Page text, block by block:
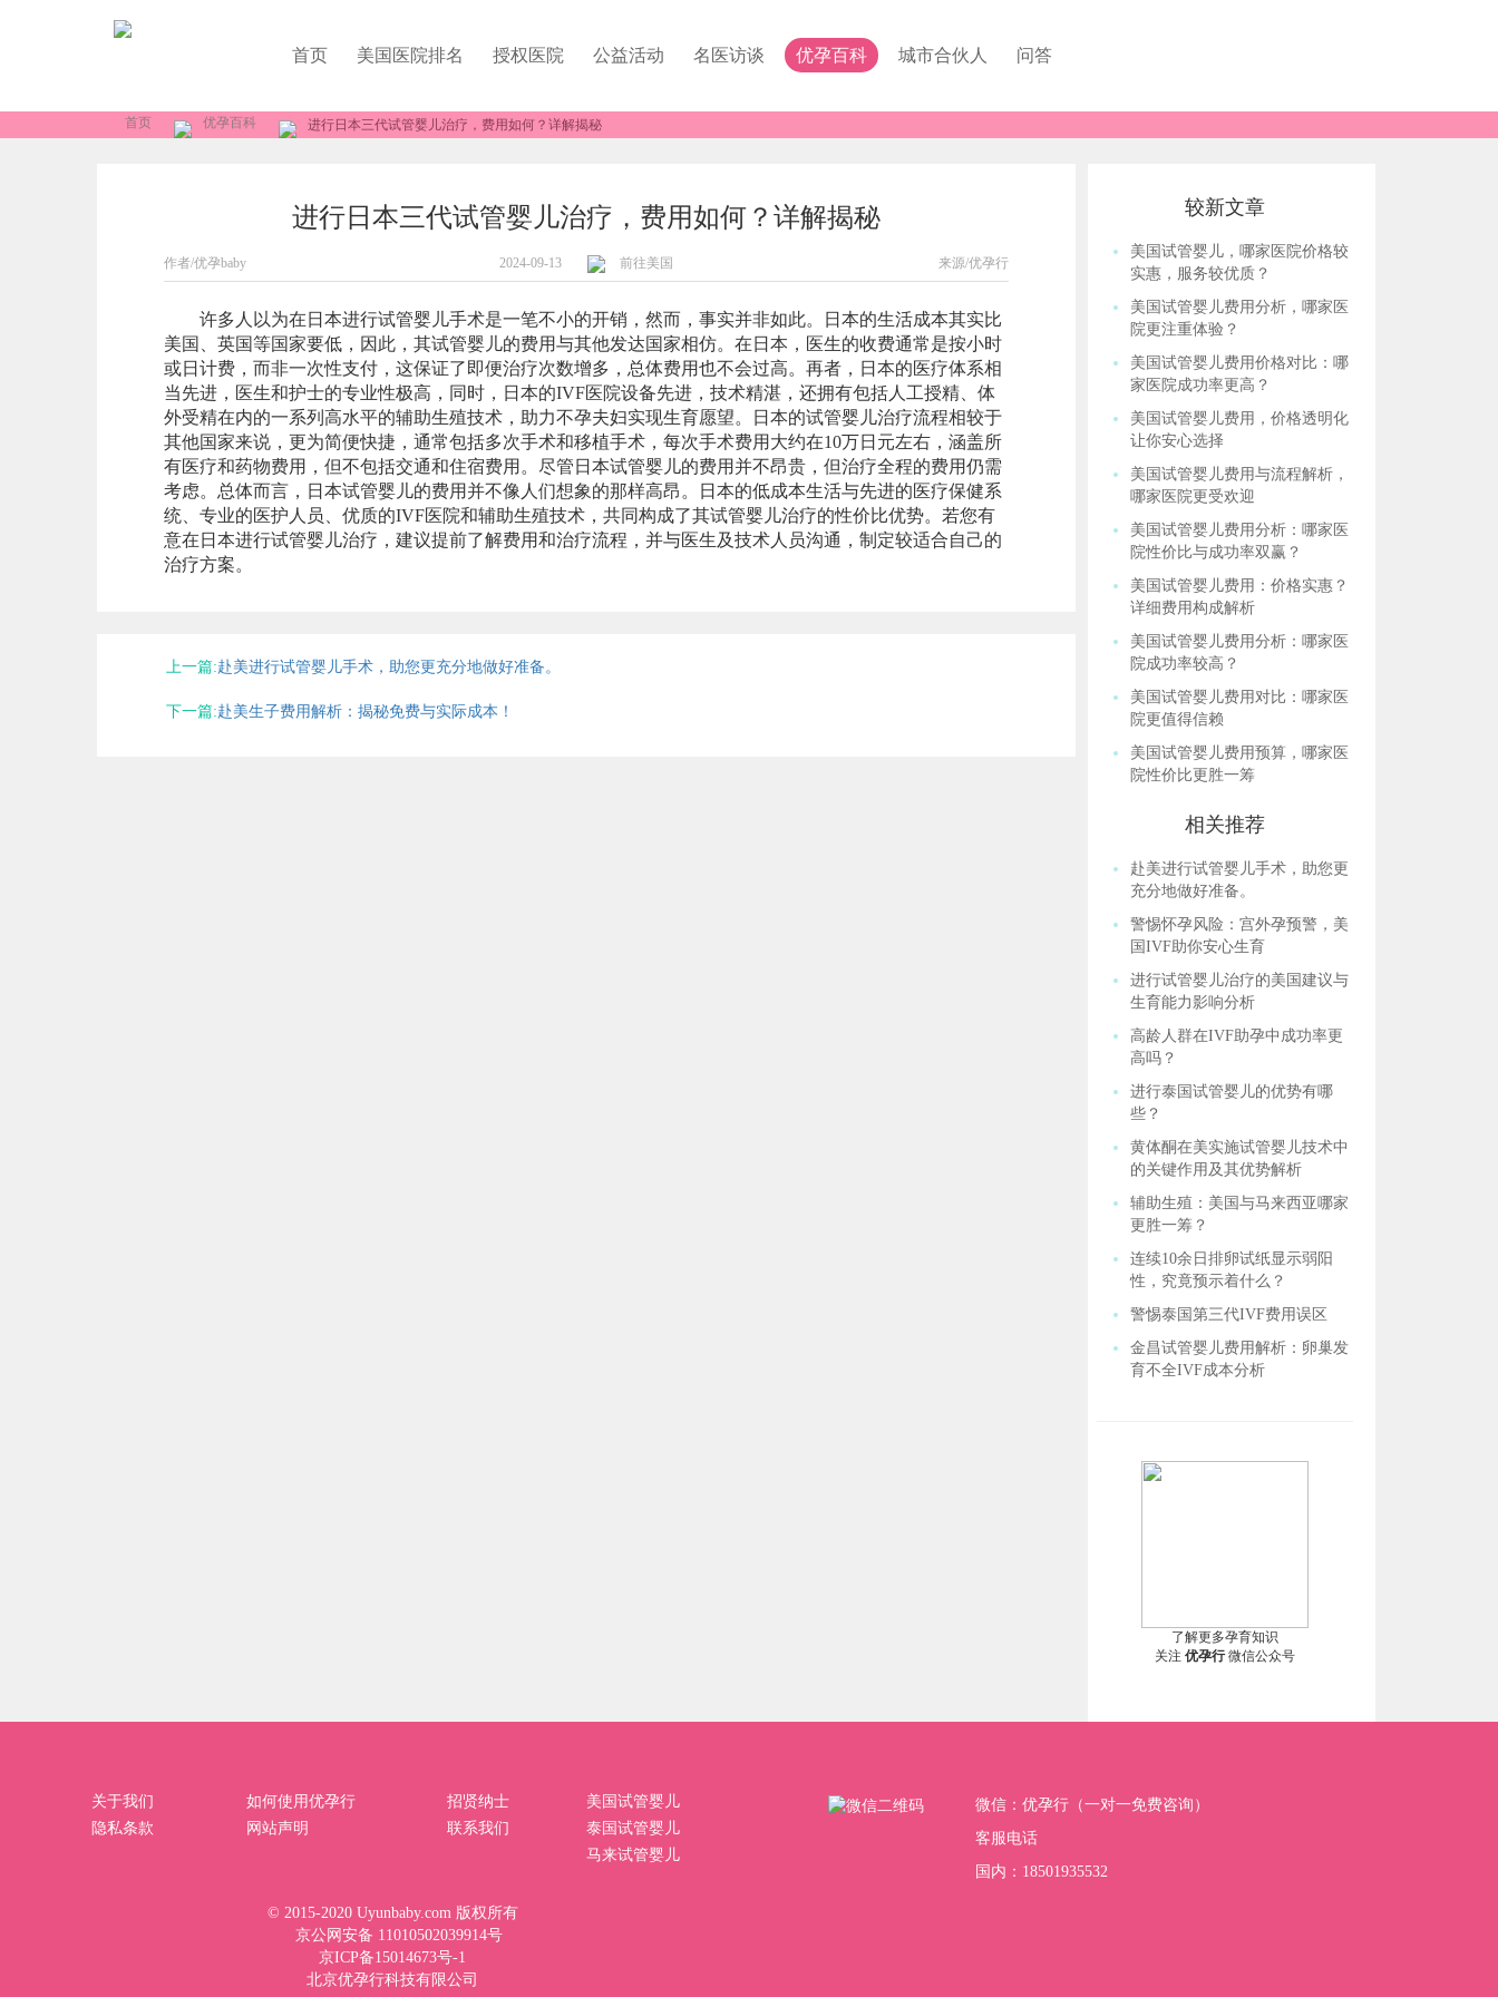
首页 美国医院排名 授权医院 公益活动 名医访谈 优孕百科 城市合伙人 问答
首页 优孕百科 进行日本三代试管婴儿治疗，费用如何？详解揭秘
进行日本三代试管婴儿治疗，费用如何？详解揭秘
作者/优孕baby 2024-09-13 前往美国 来源/优孕行
许多人以为在日本进行试管婴儿手术是一笔不小的开销，然而，事实并非如此。日本的生活成本其实比
美国、英国等国家要低，因此，其试管婴儿的费用与其他发达国家相仿。在日本，医生的收费通常是按小时
或日计费，而非一次性支付，这保证了即便治疗次数增多，总体费用也不会过高。再者，日本的医疗体系相
当先进，医生和护士的专业性极高，同时，日本的IVF医院设备先进，技术精湛，还拥有包括人工授精、体
外受精在内的一系列高水平的辅助生殖技术，助力不孕夫妇实现生育愿望。日本的试管婴儿治疗流程相较于
其他国家来说，更为简便快捷，通常包括多次手术和移植手术，每次手术费用大约在10万日元左右，涵盖所
有医疗和药物费用，但不包括交通和住宿费用。尽管日本试管婴儿的费用并不昂贵，但治疗全程的费用仍需
考虑。总体而言，日本试管婴儿的费用并不像人们想象的那样高昂。日本的低成本生活与先进的医疗保健系
统、专业的医护人员、优质的IVF医院和辅助生殖技术，共同构成了其试管婴儿治疗的性价比优势。若您有
意在日本进行试管婴儿治疗，建议提前了解费用和治疗流程，并与医生及技术人员沟通，制定较适合自己的
治疗方案。
上一篇:赴美进行试管婴儿手术，助您更充分地做好准备。
下一篇:赴美生子费用解析：揭秘免费与实际成本！
较新文章
美国试管婴儿，哪家医院价格较
实惠，服务较优质？
美国试管婴儿费用分析，哪家医
院更注重体验？
美国试管婴儿费用价格对比：哪
家医院成功率更高？
美国试管婴儿费用，价格透明化
让你安心选择
美国试管婴儿费用与流程解析，
哪家医院更受欢迎
美国试管婴儿费用分析：哪家医
院性价比与成功率双赢？
美国试管婴儿费用：价格实惠？
详细费用构成解析
美国试管婴儿费用分析：哪家医
院成功率较高？
美国试管婴儿费用对比：哪家医
院更值得信赖
美国试管婴儿费用预算，哪家医
院性价比更胜一筹
相关推荐
赴美进行试管婴儿手术，助您更
充分地做好准备。
警惕怀孕风险：宫外孕预警，美
国IVF助你安心生育
进行试管婴儿治疗的美国建议与
生育能力影响分析
高龄人群在IVF助孕中成功率更
高吗？
进行泰国试管婴儿的优势有哪
些？
黄体酮在美实施试管婴儿技术中
的关键作用及其优势解析
辅助生殖：美国与马来西亚哪家
更胜一筹？
连续10余日排卵试纸显示弱阳
性，究竟预示着什么？
警惕泰国第三代IVF费用误区
金昌试管婴儿费用解析：卵巢发
育不全IVF成本分析
了解更多孕育知识
关注 优孕行微信公众号
关于我们
隐私条款
如何使用优孕行
网站声明
招贤纳士
联系我们
美国试管婴儿
泰国试管婴儿
马来试管婴儿
© 2015-2020 Uyunbaby.com 版权所有
京公网安备 11010502039914号
京ICP备15014673号-1
北京优孕行科技有限公司
微信：优孕行（一对一免费咨询）
客服电话
国内：18501935532